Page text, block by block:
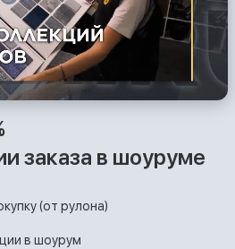
заказа в шоуруме
(от рулона)
в шоурум